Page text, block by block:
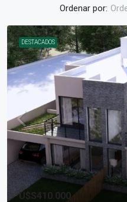
Ordenar por:
DESTACADOS
U$S410.000